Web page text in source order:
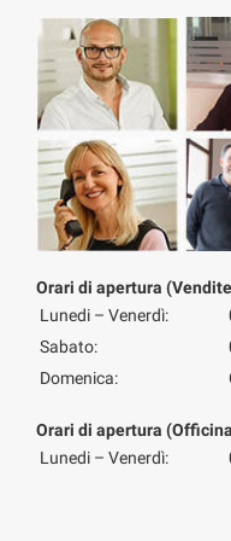
Orari di apertura
Lunedi – Venerdì:
Sabato:
Domenica:
Orari di apertura
Lunedi – Venerdì: